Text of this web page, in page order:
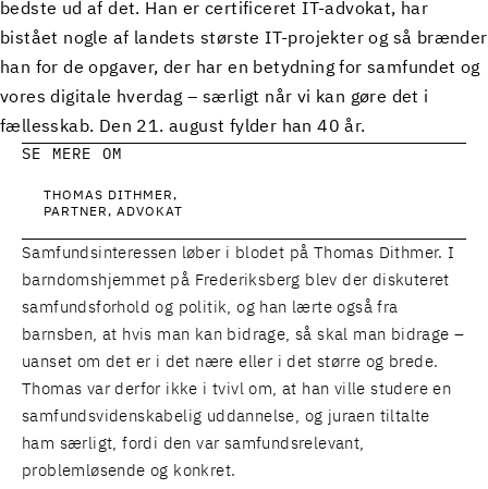
bedste ud af det. Han er certificeret IT-advokat, har
bistået nogle af landets største IT-projekter og så brænder
han for de opgaver, der har en betydning for samfundet og
vores digitale hverdag – særligt når vi kan gøre det i
fællesskab. Den 21. august fylder han 40 år.
SE MERE OM
THOMAS DITHMER
PARTNER, ADVOKAT
Samfundsinteressen løber i blodet på Thomas Dithmer. I
barndomshjemmet på Frederiksberg blev der diskuteret
samfundsforhold og politik, og han lærte også fra
barnsben, at hvis man kan bidrage, så skal man bidrage –
uanset om det er i det nære eller i det større og brede.
Thomas var derfor ikke i tvivl om, at han ville studere en
samfundsvidenskabelig uddannelse, og juraen tiltalte
ham særligt, fordi den var samfundsrelevant,
problemløsende og konkret.